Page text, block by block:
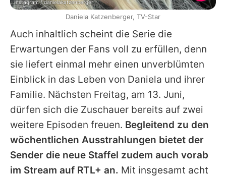
Auch inhaltlich scheint die Serie die
Erwartungen der Fans voll zu erfüllen, denn
sie liefert einmal mehr einen unverblümten
Einblick in das Leben von Daniela und ihrer
Familie. Nächsten Freitag, am 13. Juni,
dürfen sich die Zuschauer bereits auf zwei
weitere Episoden freuen. Begleitend zu den
wöchentlichen Ausstrahlungen bietet der
Sender die neue Staffel zudem auch vorab
im Stream auf RTL+ an. Mit insgesamt acht
Instagram / danielakatzenberger
Daniela Katzenberger, TV-Star